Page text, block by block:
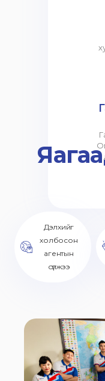
Дэлхийг
холбосон
агентын
сүлжээ